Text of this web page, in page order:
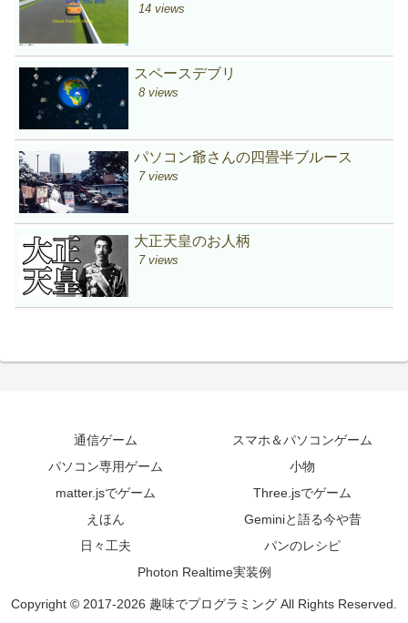
14 views
スペースデブリ
8 views
パソコン爺さんの四畳半ブルース
7 views
大正天皇のお人柄
7 views
通信ゲーム
スマホ＆パソコンゲーム
パソコン専用ゲーム
小物
matter.jsでゲーム
Three.jsでゲーム
えほん
Geminiと語る今や昔
日々工夫
パンのレシピ
Photon Realtime実装例
Copyright © 2017-2026 趣味でプログラミング All Rights Reserved.